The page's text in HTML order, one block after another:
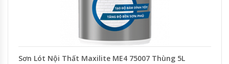
Sơn Lót Nội Thất Maxilite ME4 75007 Thùng 5L